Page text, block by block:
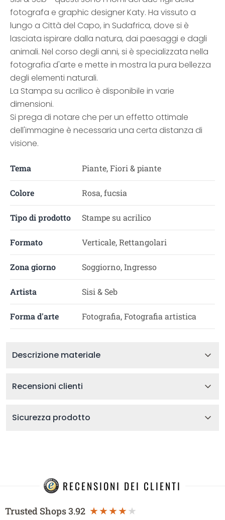
fotografa e graphic designer Katy. Ha vissuto a
lungo a Città del Capo, in Sudafrica, dove si è
lasciata ispirare dalla natura, dai paesaggi e dagli
animali. Nel corso degli anni, si è specializzata nella
fotografia d'arte e mette in mostra la pura bellezza
degli elementi naturali.
La Stampa su acrilico è disponibile in varie
dimensioni.
Si prega di notare che per un effetto ottimale
dell'immagine è necessaria una certa distanza di
visione.
Tema Piante, Fiori & piante
Colore Rosa, fucsia
Tipo di prodotto Stampe su acrilico
Formato Verticale, Rettangolari
Zona giorno Soggiorno, Ingresso
Artista Sisi & Seb
Forma d'arte Fotografia, Fotografia artistica
Descrizione materiale
Recensioni clienti
Sicurezza prodotto
RECENSIONI DEI CLIENTI
Trusted Shops3.92